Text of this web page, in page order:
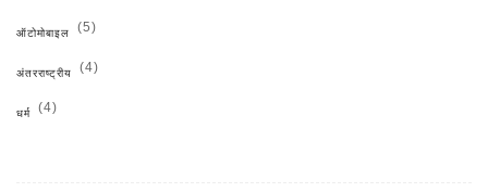
ऑटोमोबाइल (5)
अंतरराष्ट्रीय (4)
धर्म (4)